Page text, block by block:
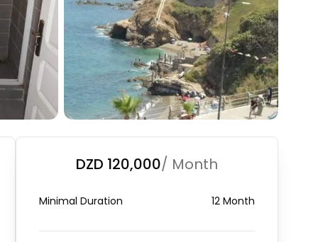
+1
DZD 120,000/ Month
Minimal Duration 12 Month